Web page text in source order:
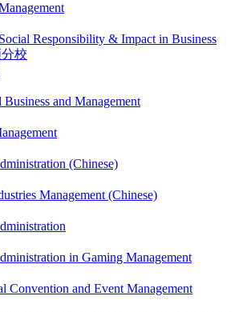
Responsibility & Impact in Business
校
and Management
(Chinese)
Management (Chinese)
in Gaming Management
Convention and Event Management